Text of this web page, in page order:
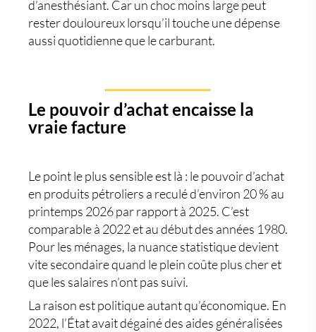
d’anesthésiant. Car un choc moins large peut
rester douloureux lorsqu’il touche une dépense
aussi quotidienne que le carburant.
Le pouvoir d’achat encaisse la
vraie facture
Le point le plus sensible est là : lepouvoir d’achat
en produits pétroliers a reculé d’environ 20 % au
printemps 2026 par rapport à 2025. C’est
comparable à 2022 et au début des années 1980.
Pour les ménages, la nuance statistique devient
vite secondaire quand le plein coûte plus cher et
que les salaires n’ont pas suivi.
La raison est politique autant qu’économique. En
2022, l’État avait dégainé des aides généralisées